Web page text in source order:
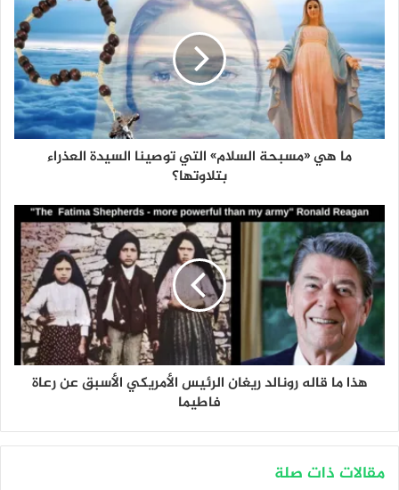
ما هي «مسبحة السلام» التي توصينا السيدة العذراء
بتلاوتها؟
هذا ما قاله رونالد ريغان الرئيس الأمريكي الأسبق عن رعاة
فاطيما
مقالات ذات صلة